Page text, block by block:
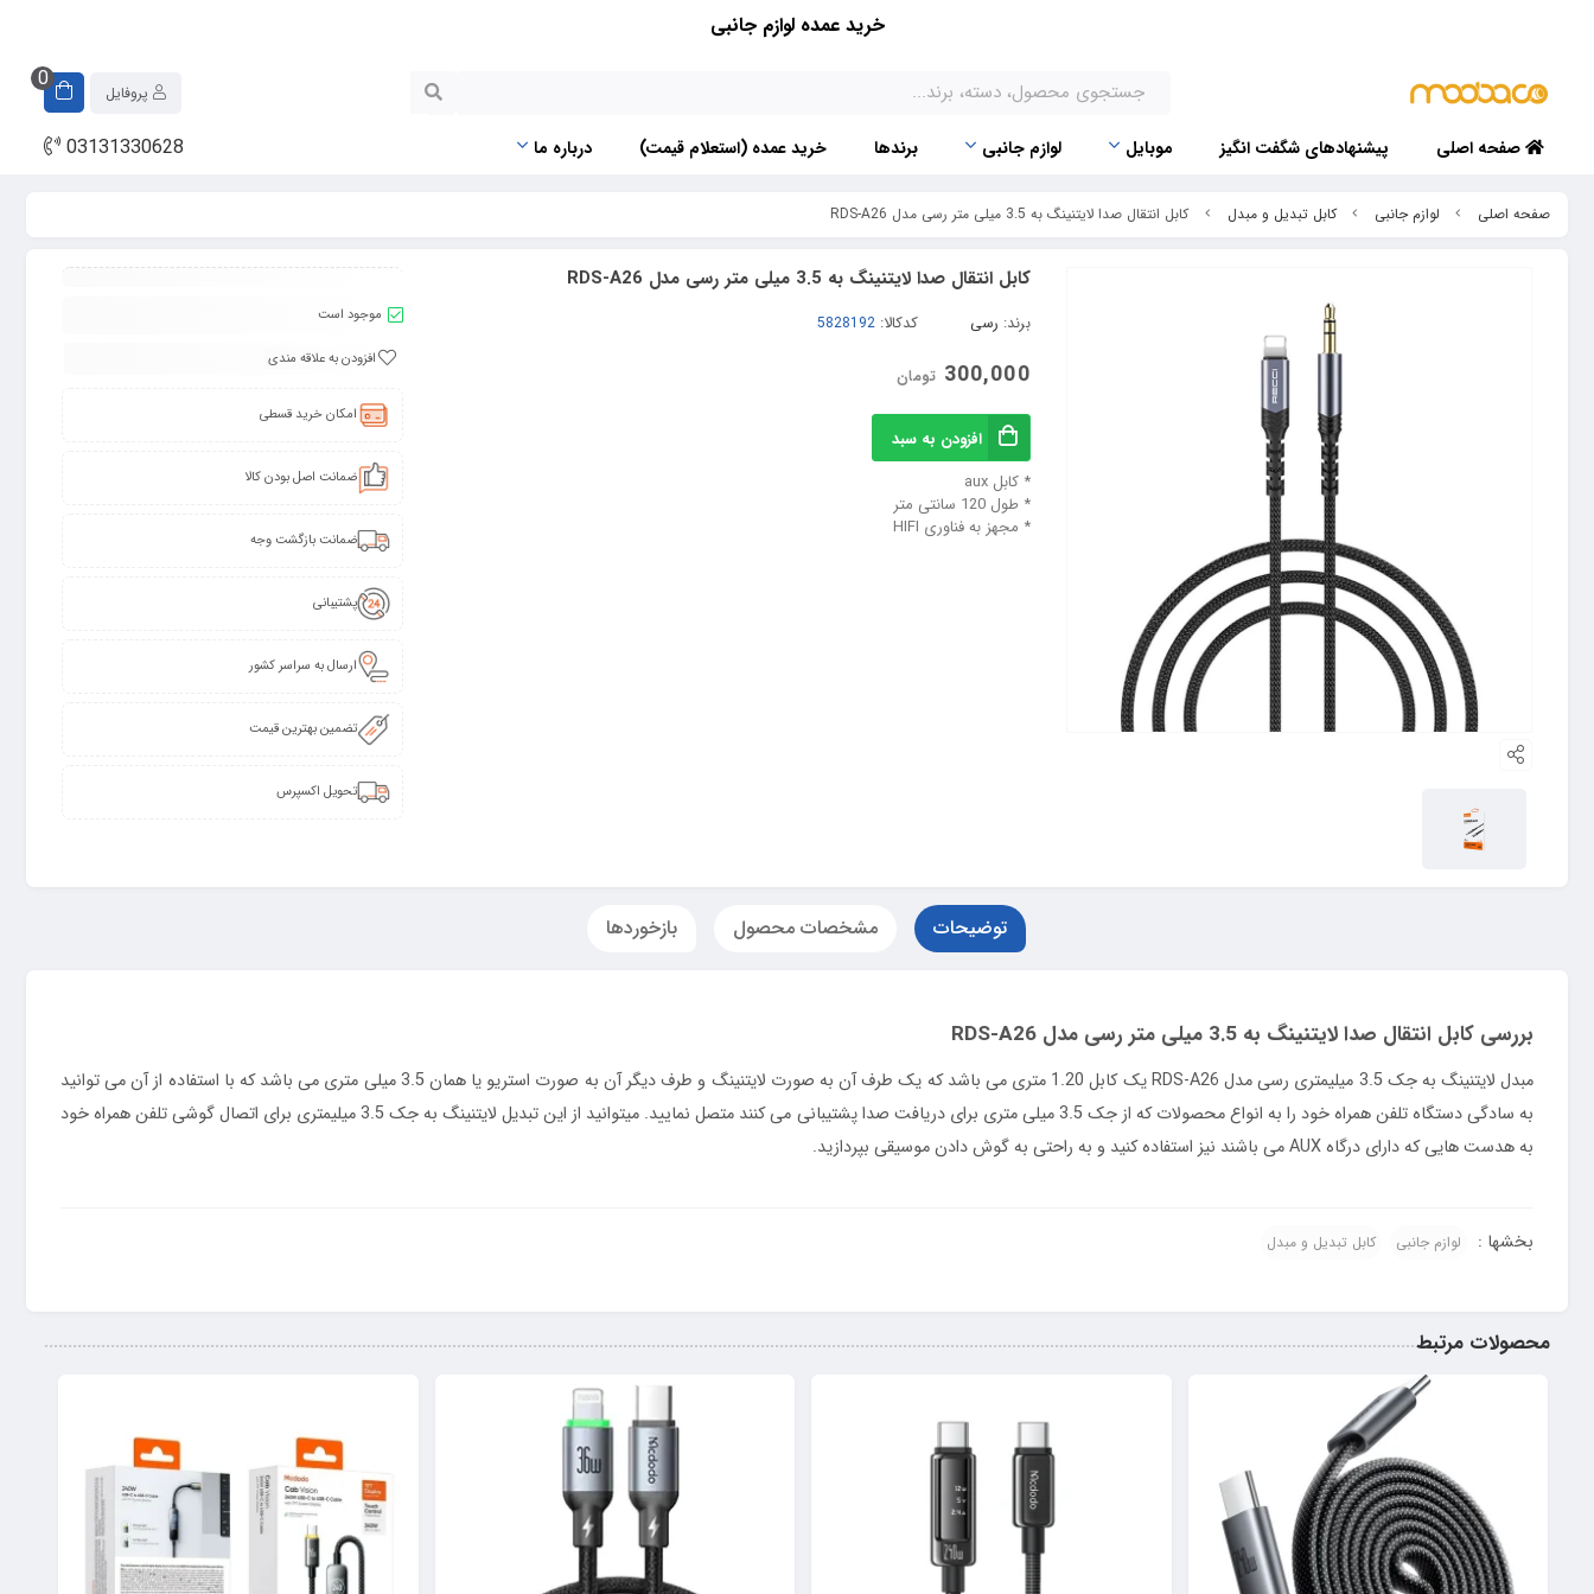
خرید عمده لوازم جانبی
0
صفحه اصلی پیشنهادهای شگفت انگیز موبایل لوازم جانبی برندها خرید عمده (استعلام قیمت) درباره ما 03131330628
صفحه اصلی لوازم جانبی کابل تبدیل و مبدل کابل انتقال صدا لایتنینگ به 3.5 میلی متر رسی مدل RDS-A26
کابل انتقال صدا لایتنینگ به 3.5 میلی متر رسی مدل RDS-A26
برند: رسی کدکالا:
300,000 تومان
افزودن به سبد
* کابل aux
* طول 120 سانتی متر
* مجهز به فناوری HIFI
موجود است
افزودن به علاقه مندی
امکان خرید قسطی
ضمانت اصل بودن کالا
ضمانت بازگشت وجه
پشتیبانی
ارسال به سراسر کشور
تضمین بهترین قیمت
تحویل اکسپرس
توضیحات مشخصات محصول بازخوردها
بررسی کابل انتقال صدا لایتنینگ به 3.5 میلی متر رسی مدل RDS-A26
مبدل لایتنینگ به جک 3.5 میلیمتری رسی مدل RDS-A26 یک کابل 1.20 متری می باشد که یک طرف آن به صورت لایتنینگ و طرف دیگر آن به صورت استریو یا همان 3.5 میلی متری می باشد که با استفاده از آن می توانید
به سادگی دستگاه تلفن همراه خود را به انواع محصولات که از جک 3.5 میلی متری برای دریافت صدا پشتیبانی می کنند متصل نمایید. میتوانید از این تبدیل لایتنینگ به جک 3.5 میلیمتری برای اتصال گوشی تلفن همراه خود
به هدست هایی که دارای درگاه AUX می باشند نیز استفاده کنید و به راحتی به گوش دادن موسیقی بپردازید.
بخشها : لوازم جانبی کابل تبدیل و مبدل
محصولات مرتبط